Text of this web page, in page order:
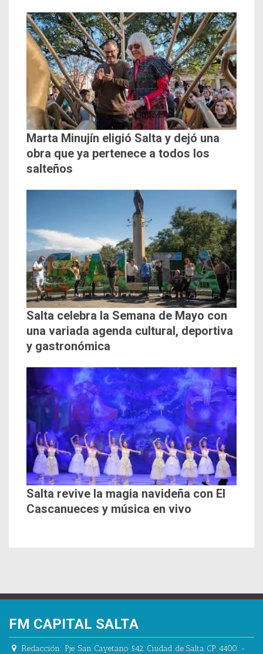
Marta Minujín eligió Salta y dejó una
obra que ya pertenece a todos los
salteños
Salta celebra la Semana de Mayo con
una variada agenda cultural, deportiva
y gastronómica
Salta revive la magia navideña con El
Cascanueces y música en vivo
FM CAPITAL SALTA
Redacción: Pje. San Cayetano 542. Ciudad de Salta CP 4400. -